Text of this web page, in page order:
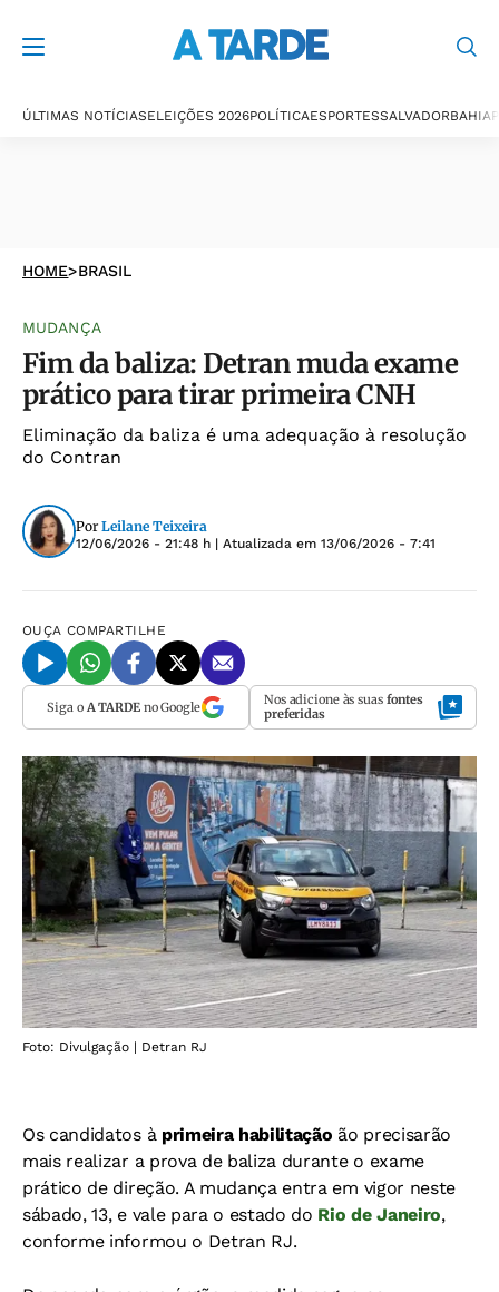
ÚLTIMAS NOTÍCIASELEIÇÕES 2026POLÍTICAESPORTESSALVADORBAHIA
HOME>BRASIL
MUDANÇA
Fim da baliza: Detran muda exame
prático para tirar primeira CNH
Eliminação da baliza é uma adequação à resolução
do Contran
Por Leilane Teixeira
12/06/2026 - 21:48 h | Atualizada em 13/06/2026 - 7:41
OUÇA COMPARTILHE
Siga o A TARDEno Google Nos adicione às suas fontes
preferidas
Foto: Divulgação | Detran RJ
Os candidatos àprimeira habilitação ão precisarão
mais realizar a prova de baliza durante o exame
prático de direção. A mudança entra em vigor neste
sábado, 13, e vale para o estado do Rio de Janeiro,
conforme informou o Detran RJ.